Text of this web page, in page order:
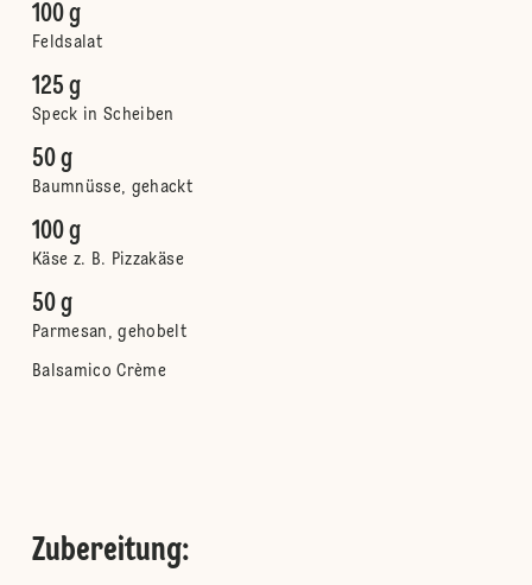
100 g
Feldsalat
125 g
Speck in Scheiben
50 g
Baumnüsse, gehackt
100 g
Käse z. B. Pizzakäse
50 g
Parmesan, gehobelt
Balsamico Crème
Zubereitung: